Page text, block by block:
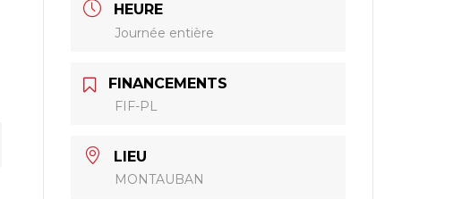
HEURE
Journée entière
FINANCEMENTS
FIF-PL
LIEU
MONTAUBAN